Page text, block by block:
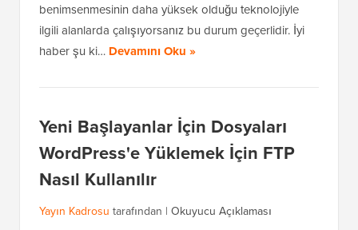
benimsenmesinin daha yüksek olduğu teknolojiyle
ilgili alanlarda çalışıyorsanız bu durum geçerlidir. İyi
haber şu ki… Devamını Oku »
Yeni Başlayanlar İçin Dosyaları
WordPress'e Yüklemek İçin FTP
Nasıl Kullanılır
Yayın Kadrosu tarafından | Okuyucu Açıklaması